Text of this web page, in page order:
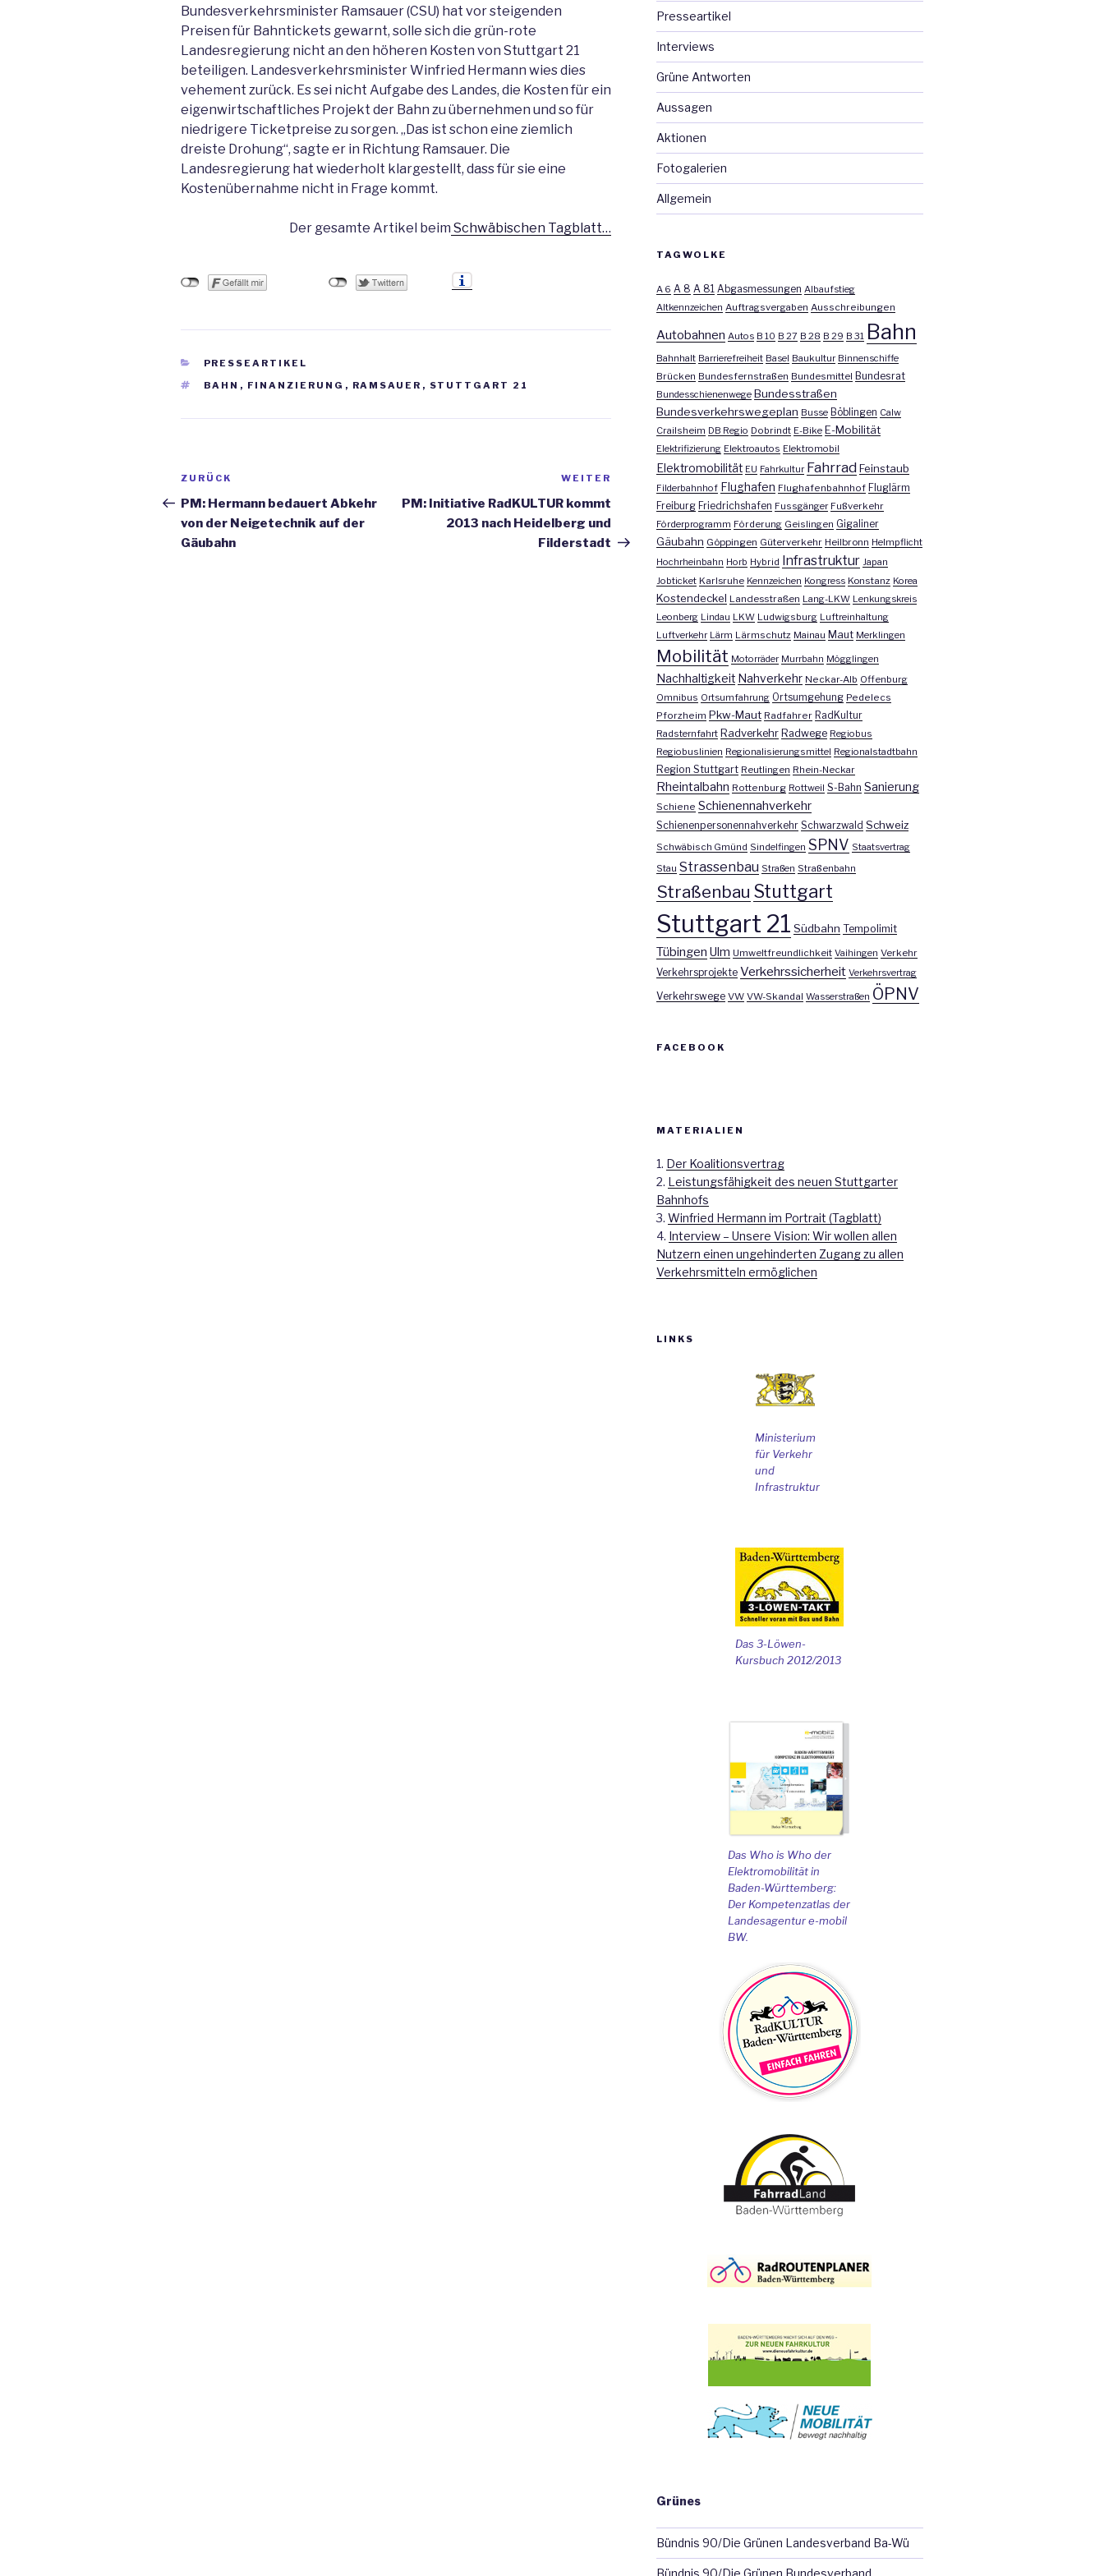
Bundesverkehrsminister Ramsauer (CSU) hat vor steigenden
Preisen für Bahntickets gewarnt, solle sich die grün-rote
Landesregierung nicht an den höheren Kosten von Stuttgart 21
beteiligen. Landesverkehrsminister Winfried Hermann wies dies
vehement zurück. Es sei nicht Aufgabe des Landes, die Kosten für ein
eigenwirtschaftliches Projekt der Bahn zu übernehmen und so für
niedrigere Ticketpreise zu sorgen. „Das ist schon eine ziemlich
dreiste Drohung“, sagte er in Richtung Ramsauer. Die
Landesregierung hat wiederholt klargestellt, dass für sie eine
Kostenübernahme nicht in Frage kommt.
Der gesamte Artikel beim Schwäbischen Tagblatt…
KATEGORIEN
PRESSEARTIKEL
SCHLAGWÖRTER
BAHN , FINANZIERUNG , RAMSAUER , STUTTGART 21
Beitrags-
Navigation
Vorheriger
Beitrag
ZURÜCK
PM: Hermann bedauert Abkehr
von der Neigetechnik auf der
Gäubahn
Nächster
Beitrag
WEITER
PM: Initiative RadKULTUR kommt
2013 nach Heidelberg und
Filderstadt
Presseartikel
Interviews
Grüne Antworten
Aussagen
Aktionen
Fotogalerien
Allgemein
TAGWOLKE
A 6 A 8 A 81 Abgasmessungen Albaufstieg
Altkennzeichen Auftragsvergaben Ausschreibungen
Autobahnen Autos B 10 B 27 B 28 B 29 B 31 Bahn
Bahnhalt Barrierefreiheit Basel Baukultur Binnenschiffe
Brücken Bundesfernstraßen Bundesmittel Bundesrat
Bundesschienenwege Bundesstraßen
Bundesverkehrswegeplan Busse Böblingen Calw
Crailsheim DB Regio Dobrindt E-Bike E-Mobilität
Elektrifizierung Elektroautos Elektromobil
Elektromobilität EU Fahrkultur Fahrrad Feinstaub
Filderbahnhof Flughafen Flughafenbahnhof Fluglärm
Freiburg Friedrichshafen Fussgänger Fußverkehr
Förderprogramm Förderung Geislingen Gigaliner
Gäubahn Göppingen Güterverkehr Heilbronn Helmpflicht
Hochrheinbahn Horb Hybrid Infrastruktur Japan
Jobticket Karlsruhe Kennzeichen Kongress Konstanz Korea
Kostendeckel Landesstraßen Lang-LKW Lenkungskreis
Leonberg Lindau LKW Ludwigsburg Luftreinhaltung
Luftverkehr Lärm Lärmschutz Mainau Maut Merklingen
Mobilität Motorräder Murrbahn Mögglingen
Nachhaltigkeit Nahverkehr Neckar-Alb Offenburg
Omnibus Ortsumfahrung Ortsumgehung Pedelecs
Pforzheim Pkw-Maut Radfahrer RadKultur
Radsternfahrt Radverkehr Radwege Regiobus
Regiobuslinien Regionalisierungsmittel Regionalstadtbahn
Region Stuttgart Reutlingen Rhein-Neckar
Rheintalbahn Rottenburg Rottweil S-Bahn Sanierung
Schiene Schienennahverkehr
Schienenpersonennahverkehr Schwarzwald Schweiz
Schwäbisch Gmünd Sindelfingen SPNV Staatsvertrag
Stau Strassenbau Straßen Straßenbahn
Straßenbau Stuttgart
Stuttgart 21 Südbahn Tempolimit
Tübingen Ulm Umweltfreundlichkeit Vaihingen Verkehr
Verkehrsprojekte Verkehrssicherheit Verkehrsvertrag
Verkehrswege VW VW-Skandal Wasserstraßen ÖPNV
FACEBOOK
MATERIALIEN
1. Der Koalitionsvertrag
2. Leistungsfähigkeit des neuen Stuttgarter
Bahnhofs
3. Winfried Hermann im Portrait (Tagblatt)
4. Interview – Unsere Vision: Wir wollen allen
Nutzern einen ungehinderten Zugang zu allen
Verkehrsmitteln ermöglichen
LINKS
Ministerium
für Verkehr
und
Infrastruktur
Das 3-Löwen-
Kursbuch 2012/2013
Das Who is Who der
Elektromobilität in
Baden-Württemberg:
Der Kompetenzatlas der
Landesagentur e-mobil
BW.
Grünes
Bündnis 90/Die Grünen Landesverband Ba-Wü